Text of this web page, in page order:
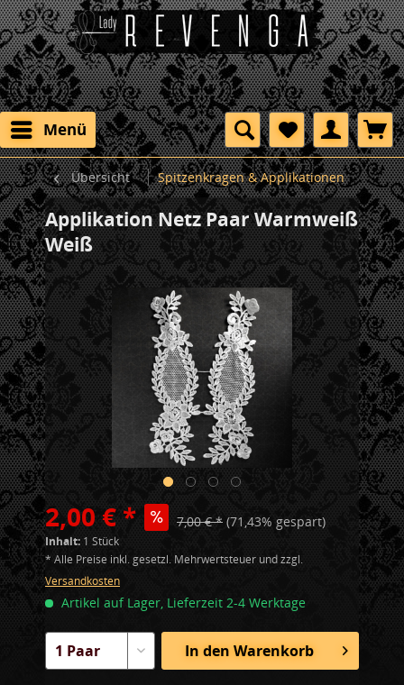
Menü
Übersicht Spitzenkragen & Applikationen
Applikation Netz Paar Warmweiß
Weiß
2,00 € * 7,00 € * (71,43% gespart)
Inhalt: 1 Stück
* Alle Preise inkl. gesetzl. Mehrwertsteuer und zzgl.
Versandkosten
Artikel auf Lager, Lieferzeit 2-4 Werktage
In den Warenkorb